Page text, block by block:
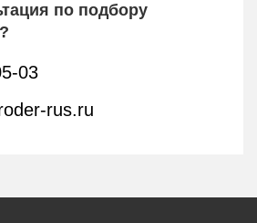
по подбору
03
rus.ru